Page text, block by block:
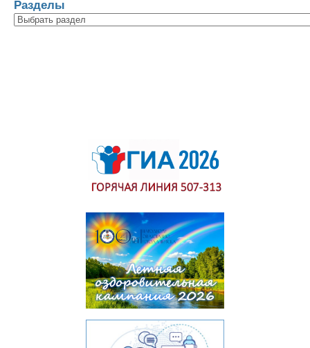
Разделы